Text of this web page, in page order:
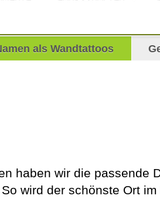
als Wandtattoos
haben wir die passende
wird der schönste Ort